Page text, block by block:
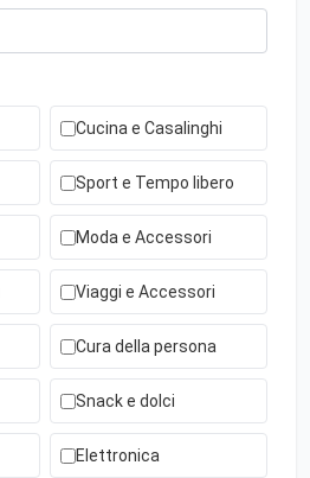
Cucina e Casalinghi
Sport e Tempo libero
Moda e Accessori
Viaggi e Accessori
Cura della persona
Snack e dolci
Elettronica